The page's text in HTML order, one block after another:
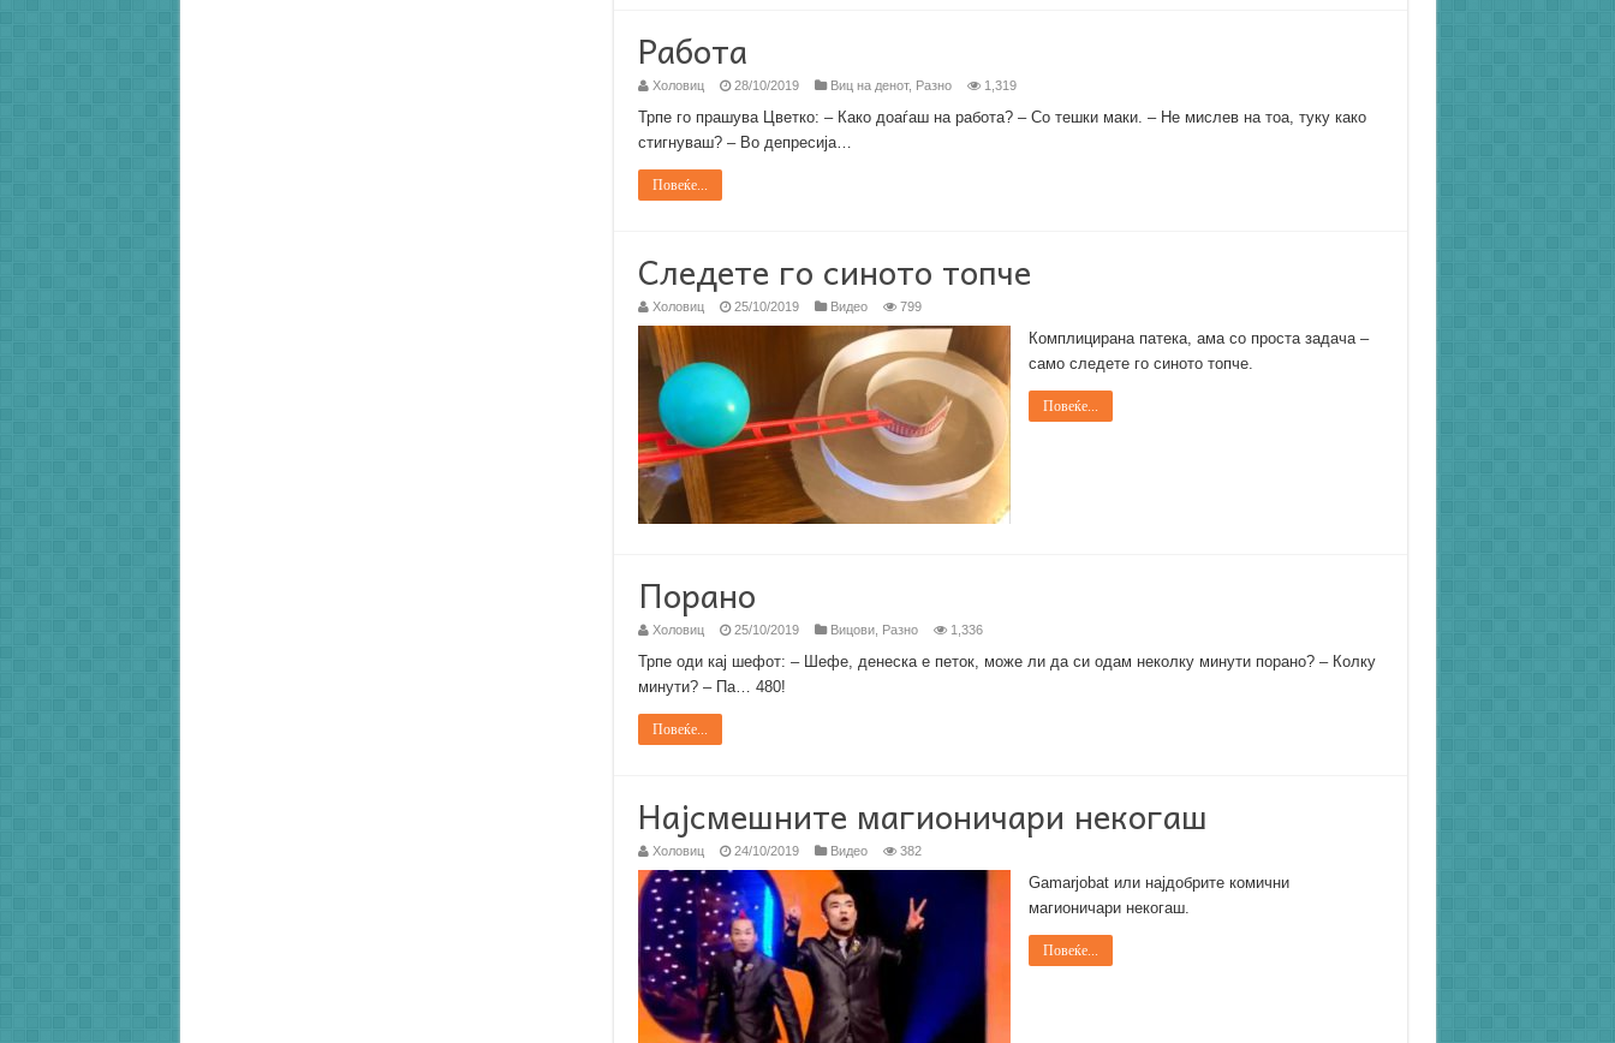
Работа
Холовиц 28/10/2019 Виц на денот, Разно 1,319
Трпе го прашува Цветко: – Како доаѓаш на работа? – Со тешки маки. – Не мислев на тоа, туку како
стигнуваш? – Во депресија…
Повеќе...
Следете го синото топче
Холовиц 25/10/2019 Видео 799
Комплицирана патека, ама со проста задача –
само следете го синото топче.
Повеќе...
Порано
Холовиц 25/10/2019 Вицови, Разно 1,336
Трпе оди кај шефот: – Шефе, денеска е петок, може ли да си одам неколку минути порано? – Колку
минути? – Па… 480!
Повеќе...
Најсмешните магионичари некогаш
Холовиц 24/10/2019 Видео 382
Gamarjobat или најдобрите комични
магионичари некогаш.
Повеќе...